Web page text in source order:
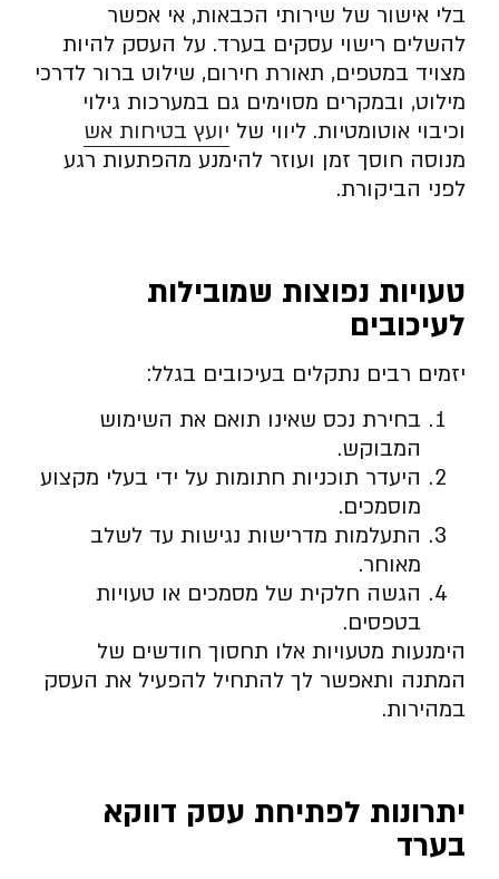
בלי אישור של שירותי הכבאות, אי אפשר
להשלים רישוי עסקים בערד. על העסק להיות
מצויד במטפים, תאורת חירום, שילוט ברור לדרכי
מילוט, ובמקרים מסוימים גם במערכות גילוי
וכיבוי אוטומטיות. ליווי של יועץ בטיחות אש
מנוסה חוסך זמן ועוזר להימנע מהפתעות רגע
לפני הביקורת.
טעויות נפוצות שמובילות
לעיכובים
יזמים רבים נתקלים בעיכובים בגלל:
בחירת נכס שאינו תואם את השימוש
המבוקש.
היעדר תוכניות חתומות על ידי בעלי מקצוע
מוסמכים.
התעלמות מדרישות נגישות עד לשלב
מאוחר.
הגשה חלקית של מסמכים או טעויות
בטפסים.
הימנעות מטעויות אלו תחסוך חודשים של
המתנה ותאפשר לך להתחיל להפעיל את העסק
במהירות.
יתרונות לפתיחת עסק דווקא
בערד